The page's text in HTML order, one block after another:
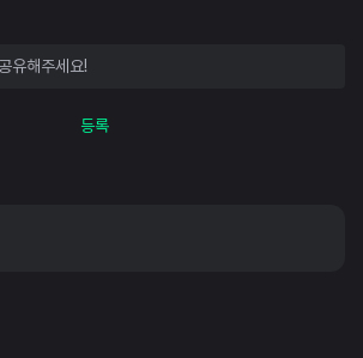
등록